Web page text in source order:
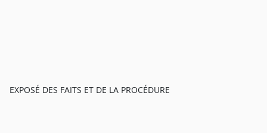
EXPOSÉ DES FAITS ET DE LA PROCÉDURE